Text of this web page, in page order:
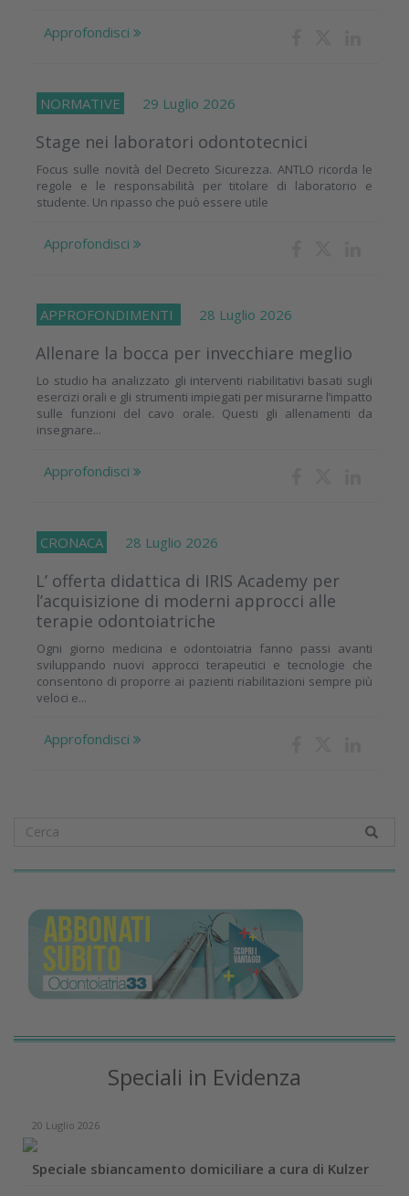
Approfondisci
NORMATIVE 29 Luglio 2026
Stage nei laboratori odontotecnici
Focus sulle novità del Decreto Sicurezza. ANTLO ricorda le
regole e le responsabilità per titolare di laboratorio e
studente. Un ripasso che può essere utile
Approfondisci
APPROFONDIMENTI 28 Luglio 2026
Allenare la bocca per invecchiare meglio
Lo studio ha analizzato gli interventi riabilitativi basati sugli
esercizi orali e gli strumenti impiegati per misurarne l’impatto
sulle funzioni del cavo orale. Questi gli allenamenti da
insegnare...
Approfondisci
CRONACA 28 Luglio 2026
L’ offerta didattica di IRIS Academy per
l’acquisizione di moderni approcci alle
terapie odontoiatriche
Ogni giorno medicina e odontoiatria fanno passi avanti
sviluppando nuovi approcci terapeutici e tecnologie che
consentono di proporre ai pazienti riabilitazioni sempre più
veloci e...
Approfondisci
Speciali in Evidenza
20 Luglio 2026
Speciale sbiancamento domiciliare a cura di Kulzer